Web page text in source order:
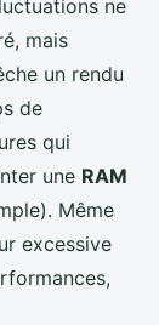
ne
mais
un rendu
de
qui
une RAM
Même
excessive